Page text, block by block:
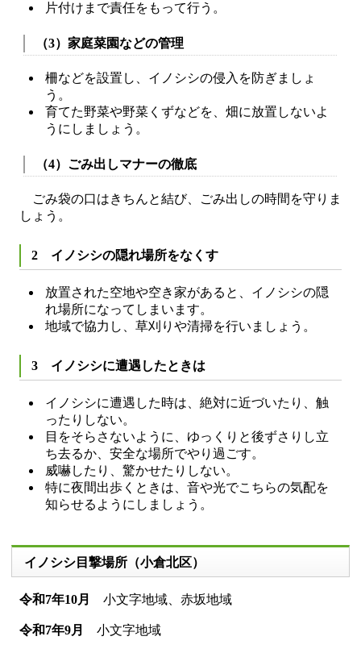
片付けまで責任をもって行う。
（3）家庭菜園などの管理
柵などを設置し、イノシシの侵入を防ぎましょ
う。
育てた野菜や野菜くずなどを、畑に放置しないよ
うにしましょう。
（4）ごみ出しマナーの徹底
ごみ袋の口はきちんと結び、ごみ出しの時間を守りま
しょう。
2 イノシシの隠れ場所をなくす
放置された空地や空き家があると、イノシシの隠
れ場所になってしまいます。
地域で協力し、草刈りや清掃を行いましょう。
3 イノシシに遭遇したときは
イノシシに遭遇した時は、絶対に近づいたり、触
ったりしない。
目をそらさないように、ゆっくりと後ずさりし立
ち去るか、安全な場所でやり過ごす。
威嚇したり、驚かせたりしない。
特に夜間出歩くときは、音や光でこちらの気配を
知らせるようにしましょう。
イノシシ目撃場所（小倉北区）
令和7年10月 小文字地域、赤坂地域
令和7年9月 小文字地域